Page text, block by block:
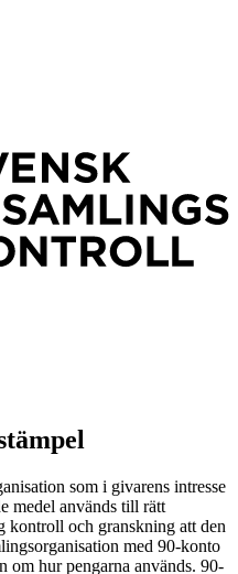
som i givarens intresse
medel används till rätt
kontroll och granskning att den
med 90-konto
hur pengarna används. 90-